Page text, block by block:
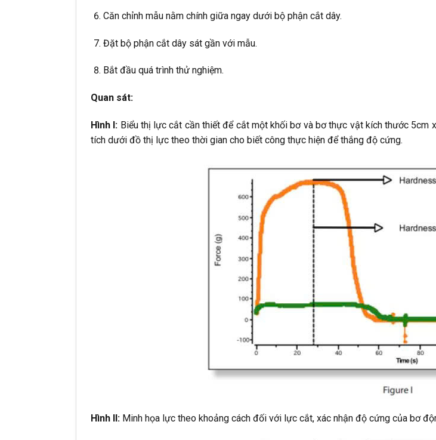
Căn chỉnh mẫu nằm chính giữa ngay dưới bộ phận cắt dây.
Đặt bộ phận cắt dây sát gần với mẫu.
Bắt đầu quá trình thử nghiệm.
Quan sát:
Hình I: Biểu thị lực cắt cần thiết để cắt một khối bơ và bơ thực vật kích thước
tích dưới đồ thị lực theo thời gian cho biết công thực hiện để thắng độ cứng.
Hình II: Minh họa lực theo khoảng cách đối với lực cắt, xác nhận độ cứng của bơ